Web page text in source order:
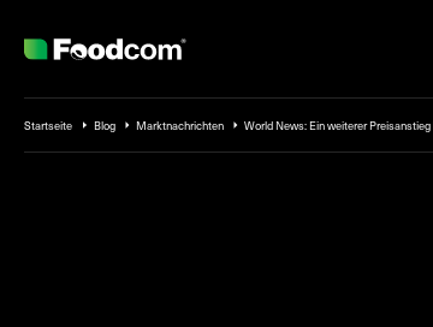
Startseite Blog Marktnachrichten World News: Ein weiterer